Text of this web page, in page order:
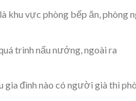
khu vực phòng bếp ăn, phòng
trình nấu nướng, ngoài ra
gia đình nào có người già thì